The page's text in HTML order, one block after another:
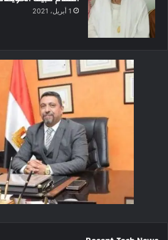
1 أبريل، 2021